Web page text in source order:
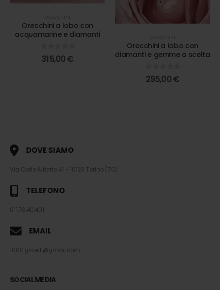
Orecchini a lobo con
acquamarine e diamanti
0out of 5
315,00€
Orecchini a lobo con
diamanti e gemme a scelta
0 out of 5
295,00€
DOVE SIAMO
Via Carlo Alberto 41 - 10123 Torino (TO)
TELEFONO
011.76.40.401
EMAIL
1000.gioielli@gmail.com
SOCIAL MEDIA